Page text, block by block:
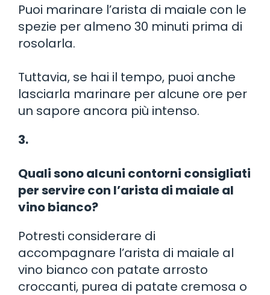
Puoi marinare l’arista di maiale con le
spezie per almeno 30 minuti prima di
rosolarla.
Tuttavia, se hai il tempo, puoi anche
lasciarla marinare per alcune ore per
un sapore ancora più intenso.
3.
Quali sono alcuni contorni consigliati
per servire con l’arista di maiale al
vino bianco?
Potresti considerare di
accompagnare l’arista di maiale al
vino bianco con patate arrosto
croccanti, purea di patate cremosa o